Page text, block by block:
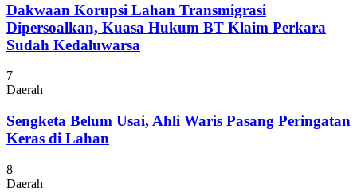
Dakwaan Korupsi Lahan Transmigrasi
Dipersoalkan, Kuasa Hukum BT Klaim Perkara
Sudah Kedaluwarsa
7
Daerah
Sengketa Belum Usai, Ahli Waris Pasang Peringatan
Keras di Lahan
8
Daerah